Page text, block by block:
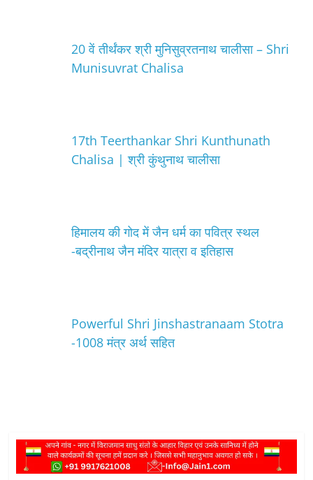
20 वें तीर्थंकर श्री मुनिसुव्रतनाथ चालीसा – Shri
Munisuvrat Chalisa
17th Teerthankar Shri Kunthunath
Chalisa | श्री कुंथुनाथ चालीसा
हिमालय की गोद में जैन धर्म का पवित्र स्थल
-बद्रीनाथ जैन मंदिर यात्रा व इतिहास
Powerful Shri Jinshastranaam Stotra
-1008 मंत्र अर्थ सहित